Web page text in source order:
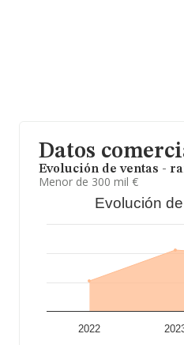
Datos
Evolución de ventas -
Menor de 300 mil €
Evolución
2022